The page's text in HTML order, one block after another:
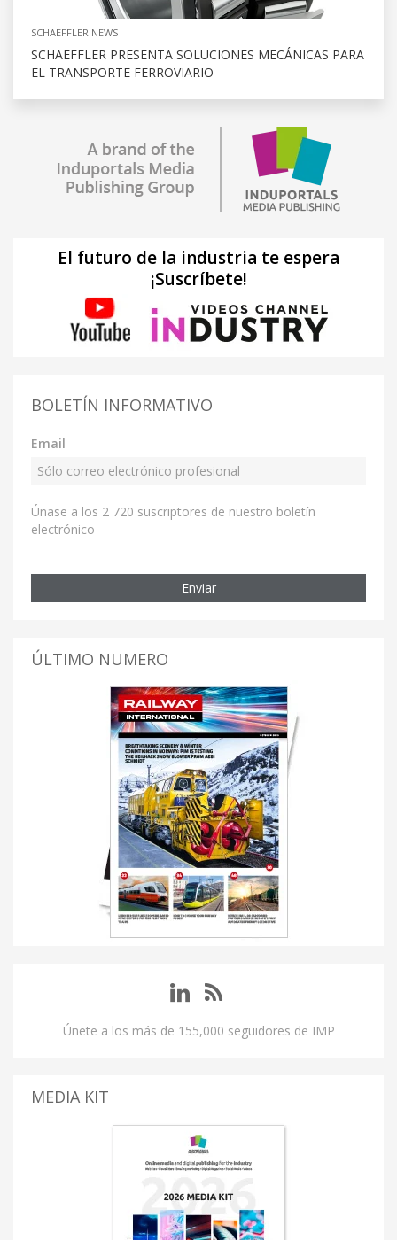
SCHAEFFLER NEWS
SCHAEFFLER PRESENTA SOLUCIONES MECÁNICAS PARA
EL TRANSPORTE FERROVIARIO
El futuro de la industria te espera
¡Suscríbete!
BOLETÍN INFORMATIVO
Email
Únase a los 2 720 suscriptores de nuestro boletín
electrónico
Enviar
ÚLTIMO NUMERO
Únete a los más de 155,000 seguidores de IMP
MEDIA KIT